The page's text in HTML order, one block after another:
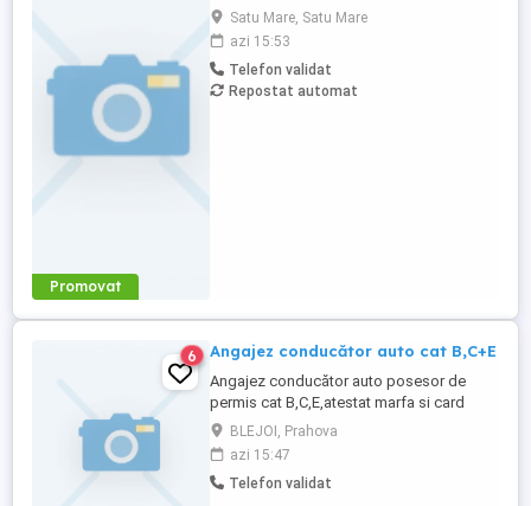
Promovat
Trans cauta un Coordonator tehnic flota
camioane pasionat si dedicat pentru a se
alatura echipei noastre din departamentul
de logistica. Daca esti o persoana
organizata, cu abilitati excelente de
Satu Mare, Satu Mare
azi 15:53
Telefon validat
Repostat automat
6 Angajez conducător auto cat B,C+E
Angajez conducător auto posesor de
permis cat B,C,E,atestat marfa si card
tahograf.Detalii la
BLEJOI, Prahova
azi 15:47
Telefon validat